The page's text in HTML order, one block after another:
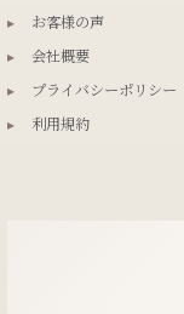
▸
お客様の声
▸
会社概要
▸
プライバシーポリシー
▸
利用規約